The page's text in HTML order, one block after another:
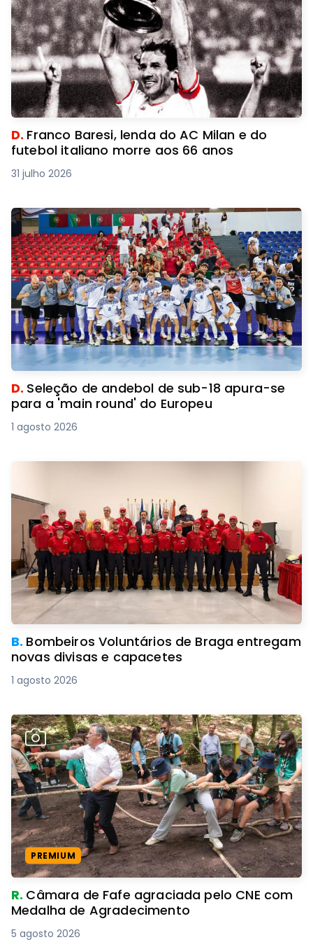
D. Franco Baresi, lenda do AC Milan e do
futebol italiano morre aos 66 anos
31 julho 2026
D. Seleção de andebol de sub-18 apura-se
para a 'main round' do Europeu
1 agosto 2026
B. Bombeiros Voluntários de Braga entregam
novas divisas e capacetes
1 agosto 2026
PREMIUM
R. Câmara de Fafe agraciada pelo CNE com
Medalha de Agradecimento
5 agosto 2026